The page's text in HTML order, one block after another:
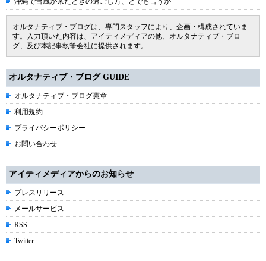
オルタナティブ・ブログは、専門スタッフにより、企画・構成されていま
す。入力頂いた内容は、アイティメディアの他、オルタナティブ・ブロ
グ、及び本記事執筆会社に提供されます。
オルタナティブ・ブログ GUIDE
オルタナティブ・ブログ憲章
利用規約
プライバシーポリシー
お問い合わせ
アイティメディアからのお知らせ
プレスリリース
メールサービス
RSS
Twitter